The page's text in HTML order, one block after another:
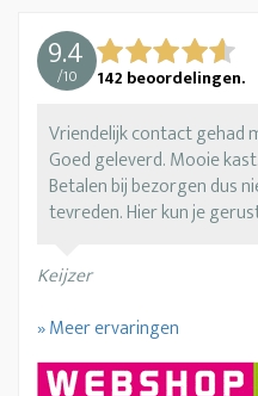
9.4
/10 142 beoordelingen.
Vriendelijk contact gehad
Goed geleverd. Mooie
Betalen bij bezorgen dus
tevreden. Hier kun je
Keijzer
» Meer ervaringen